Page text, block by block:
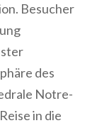
Besucher
des
Notre-
in die